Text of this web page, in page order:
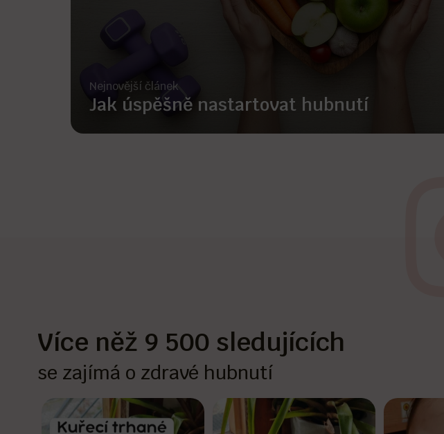
Nejnovější článek
Jak úspěšně nastartovat hubnutí
Více něž 9 500 sledujících
se zajímá o zdravé hubnutí
janatova.fitnostress
Čvc 9
janatova.fitnostress
Kvě 6